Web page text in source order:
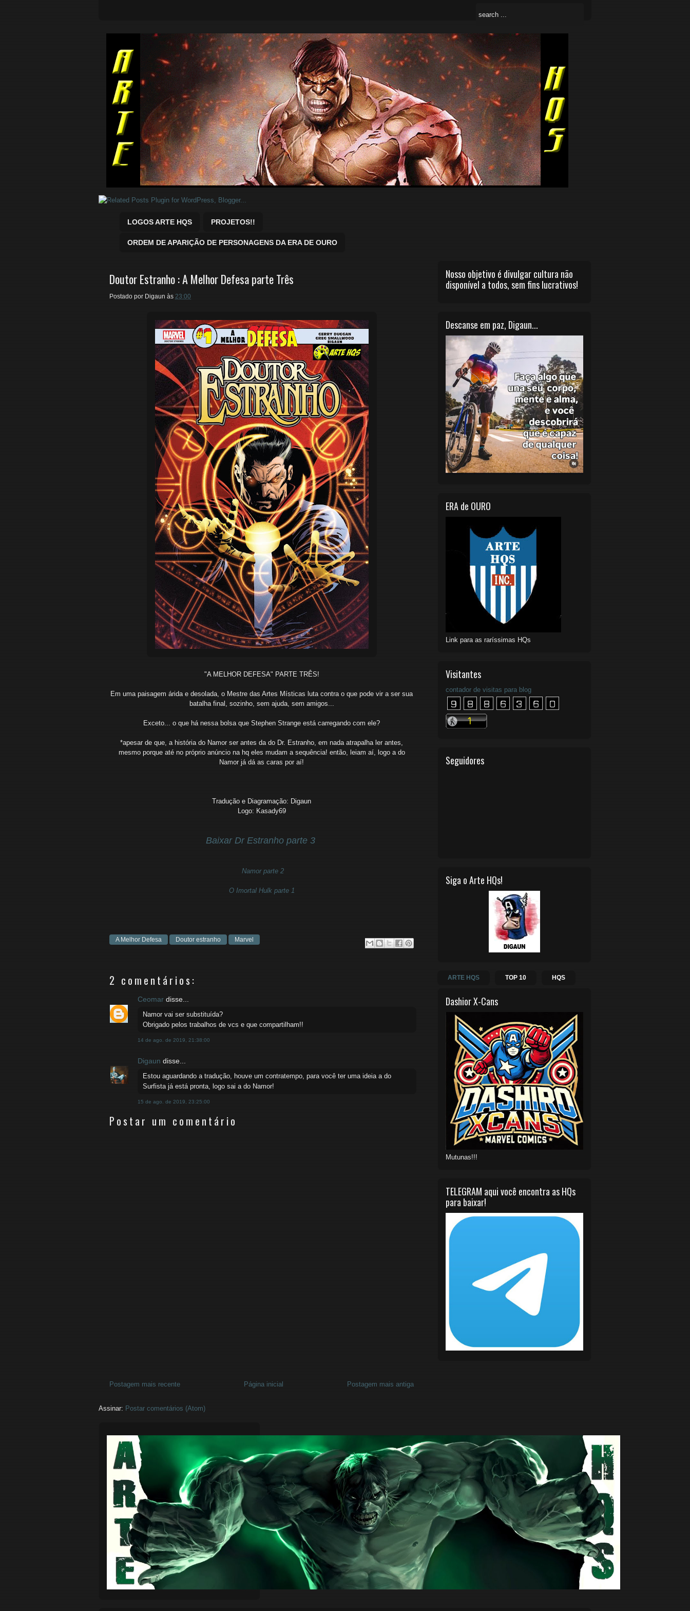
Quadrinhos Marvel e DC para baixar.
LOGOS ARTE HQS PROJETOS!!
ORDEM DE APARIÇÃO DE PERSONAGENS DA ERA DE OURO
Doutor Estranho : A Melhor Defesa parte Três
Postado por Digaun às 23:00
"A MELHOR DEFESA" PARTE TRÊS!
Em uma paisagem árida e desolada, o Mestre das Artes Místicas luta contra o que pode vir a ser sua
batalha final, sozinho, sem ajuda, sem amigos...
Exceto... o que há nessa bolsa que Stephen Strange está carregando com ele?
*apesar de que, a história do Namor ser antes da do Dr. Estranho, em nada atrapalha ler antes,
mesmo porque até no próprio anúncio na hq eles mudam a sequência! então, leiam aí, logo a do
Namor já dá as caras por aí!
Tradução e Diagramação: Digaun
Logo: Kasady69
Baixar Dr Estranho parte 3
Namor parte 2
O Imortal Hulk parte 1
A Melhor Defesa Doutor estranho Marvel
2 comentários:
Ceomar disse...
Namor vai ser substituída?
Obrigado pelos trabalhos de vcs e que compartilham!!
14 de ago. de 2019, 21:38:00
Digaun disse...
Estou aguardando a tradução, houve um contratempo, para você ter uma ideia a do
Surfista já está pronta, logo sai a do Namor!
15 de ago. de 2019, 23:25:00
Postar um comentário
Postagem mais recente Postagem mais antiga
Página inicial
Assinar: Postar comentários (Atom)
Nosso objetivo é divulgar cultura não
disponível a todos, sem fins lucrativos!
Descanse em paz, Digaun...
ERA de OURO
Link para as raríssimas HQs
Visitantes
contador de visitas para blog
Seguidores
Siga o Arte HQs!
ARTE HQS TOP 10 HQS
Dashior X-Cans
Mutunas!!!
TELEGRAM aqui você encontra as HQs
para baixar!